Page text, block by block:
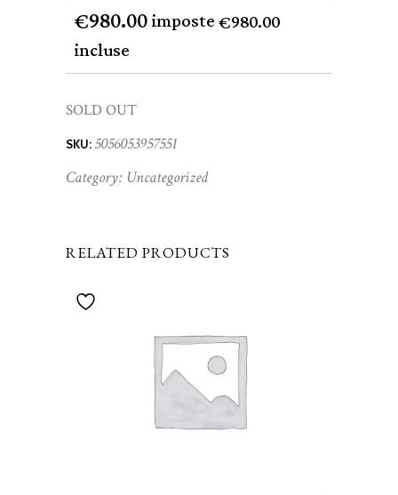
€980.00imposte€980.00
incluse
SOLD OUT
SKU: 5056053957551
Category: Uncategorized
RELATED PRODUCTS